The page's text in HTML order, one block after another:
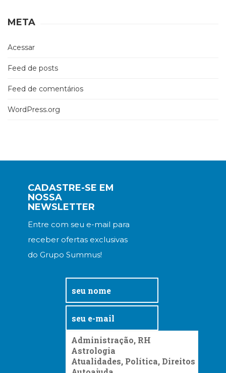
META
Acessar
Feed de posts
Feed de comentários
WordPress.org
CADASTRE-SE EM
NOSSA
NEWSLETTER
Entre com seu e-mail para
receber ofertas exclusivas
do Grupo Summus!